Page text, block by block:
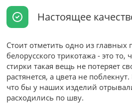
Настоящее
Стоит отметить одно из главных
белорусского трикотажа - это то,
стирки такая вещь не потеряет
растянется, а цвета не
что бы у наших изделий
расходились по шву.